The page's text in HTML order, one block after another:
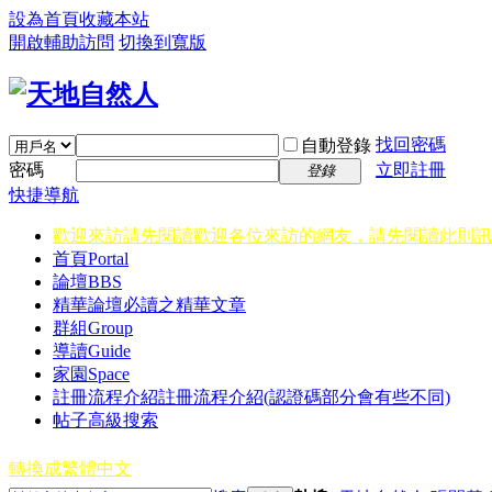
設為首頁收藏本站
開啟輔助訪問 切換到寬版
自動登錄 找回密碼
密碼
登錄
立即註冊
快捷導航
歡迎來訪請先閱讀歡迎各位來訪的網友，請先閱讀此則
首頁Portal
論壇BBS
精華論壇必讀之精華文章
群組Group
導讀Guide
家園 Space
註冊流程介紹註冊流程介紹(認證碼部分會有些不同)
帖子高級搜索
轉換成繁體中文